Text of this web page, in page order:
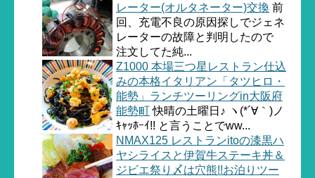
レーター(オルタネーター)交換 前
回、充電不良の原因探しでジェネ
レーターの故障と判明したので
注文してた純...
Z1000 本場三つ星レストラン仕込
みの本格イタリアン「タツヒロ・
能勢」ランチツーリングin大阪府
能勢町 快晴の土曜日♪ ヽ(*´∀｀)ノ
ｷｬｯﾎｰｲ!! と言うことでww...
NMAX125 レストランitoの漆黒ハ
ヤシライスと伊賀牛ステーキ丼＆
ジビエ祭り〆は穴熊!!お泊りツー